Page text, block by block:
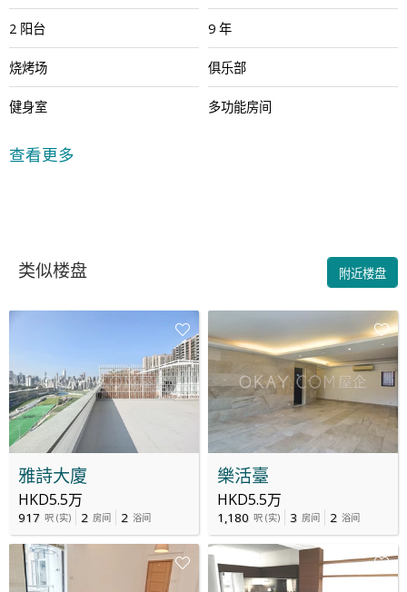
2 阳台 9 年
烧烤场 俱乐部
健身室 多功能房间
24小时保安
查看更多
类似楼盘 附近楼盘
雅詩大廈
HKD5.5万
917 呎 (实) 2 房间 2 浴间
樂活臺
HKD5.5万
1,180 呎 (实) 3 房间 2 浴间